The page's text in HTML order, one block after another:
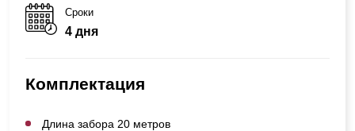
Сроки
4 дня
Комплектация
Длина забора 20 метров